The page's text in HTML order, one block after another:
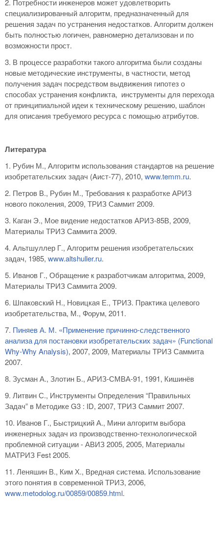
2. Потребности инженеров может удовлетворить
специализированный алгоритм, предназначенный для
решения задач по устранения недостатков. Алгоритм должен
быть полностью логичен, равномерно детализован и по
возможности прост.
3. В процессе разработки такого алгоритма были созданы
новые методические инструменты, в частности, метод
получения задач посредством выдвижения гипотез о
способах устранения конфликта, инструменты для перехода
от принципиальной идеи к техническому решению, шаблон
для описания требуемого ресурса с помощью атрибутов.
Литература
1. Рубин М., Алгоритм использования стандартов на решение
изобретательских задач (Aист-77), 2010, www.temm.ru.
2. Петров В., Рубин М., Требования к разработке АРИЗ
нового поколения, 2009, ТРИЗ Саммит 2009.
3. Каган Э., Мое видение недостатков АРИЗ-85В, 2009,
Материалы ТРИЗ Саммита 2009.
4. Альтшуллер Г., Алгоритм решения изобретательских
задач, 1985, www.altshuller.ru.
5. Иванов Г., Обращение к разработчикам алгоритма, 2009,
Материалы ТРИЗ Саммита 2009.
6. Шпаковский Н., Новицкая Е., ТРИЗ. Практика целевого
изобретательства, М., Форум, 2011.
7. Пиняев А. М. «Применение причинно-следственного
анализа для постановки изобретательских задач» (Functional
Why-Why Analysis), 2007, 2009, Материалы ТРИЗ Саммита
2007.
8. Зусман А., Злотин Б., АРИЗ-СМВА-91, 1991, Кишинёв
9. Литвин С., Инструменты Определения “Правильных
Задач” в Методике G3 : ID, 2007, ТРИЗ Саммит 2007.
10. Иванов Г., Быстрицкий А., Мини алгоритм выбора
инженерных задач из производственно-технологической
проблемной ситуации - АВИЗ 2005, 2005, Материалы
МАТРИЗ Fest 2005.
11. Леняшин В., Ким Х., Вредная система. Использование
этого понятия в современной ТРИЗ, 2006,
www.metodolog.ru/00859/00859.html.